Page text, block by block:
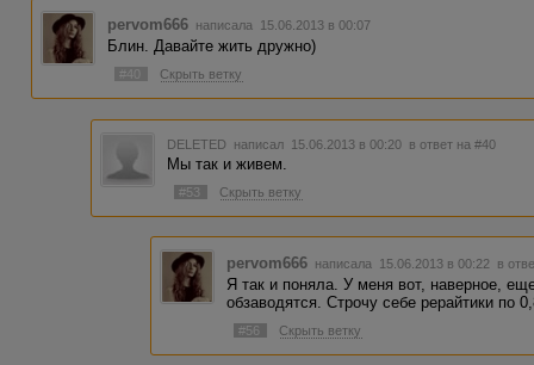
pervom666 написала 15.06.2013 в 00:07
Блин. Давайте жить дружно)
#40 Скрыть ветку
DELETED написал 15.06.2013 в 00:20 в ответ на #40
Мы так и живем.
#53 Скрыть ветку
pervom666 написала 15.06.2013 в 00:22 в
Я так и поняла. У меня вот, наверное,
обзаводятся. Строчу себе рерайтики по
#56 Скрыть ветку